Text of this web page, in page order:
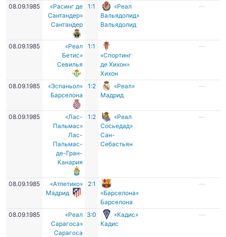
08.09.1985
«Расинг де
Сантандер»
Сантандер
1:1
«Реал
Вальядолид»
Вальядолид
—
08.09.1985
«Реал
Бетис»
Севилья
1:1
«Спортинг
де Хихон»
Хихон
—
08.09.1985
«Эспаньол»
Барселона
1:2
«Реал»
Мадрид
—
08.09.1985
«Лас-
Пальмас»
Лас-
Пальмас-
де-Гран-
Канария
1:2
«Реал
Сосьедад»
Сан-
Себастьян
—
08.09.1985
«Атлетико»
Мадрид
2:1
«Барселона»
Барселона
—
08.09.1985
«Реал
Сарагоса»
Сарагоса
3:0
«Кадис»
Кадис
—